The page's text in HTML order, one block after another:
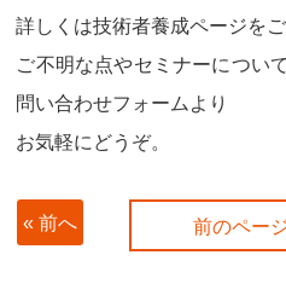
詳しくは技術者養成ページをご
ご不明な点やセミナーについ
問い合わせフォームより
お気軽にどうぞ。
« 前へ 前のペー